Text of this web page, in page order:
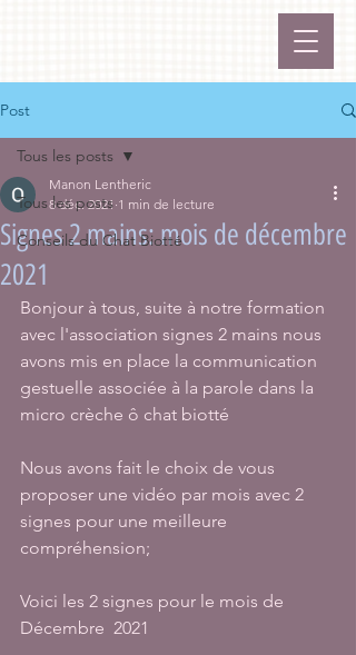
Post
Tous les posts
Conseils du Chat Biotté
Tous les posts
Signes 2 mains: mois de décembre
2021
Manon Lentheric
8 déc. 2021 1 min de lecture
Bonjour à tous, suite à notre formation
avec l'association signes 2 mains nous
avons mis en place la communication
gestuelle associée à la parole dans la
micro crèche ô chat biotté
Nous avons fait le choix de vous
proposer une vidéo par mois avec 2
signes pour une meilleure
compréhension;
Voici les 2 signes pour le mois de
Décembre  2021